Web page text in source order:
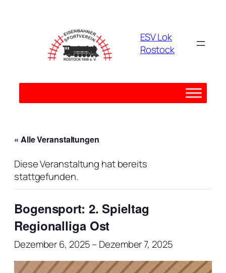
ESV Lok
Rostock
« Alle Veranstaltungen
Diese Veranstaltung hat bereits
stattgefunden.
Bogensport: 2. Spieltag
Regionalliga Ost
Dezember 6, 2025– Dezember 7, 2025